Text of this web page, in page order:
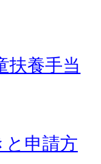
扶養手当
と申請方